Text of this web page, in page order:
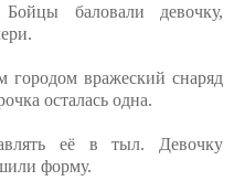
баловали девочку,
городом вражеский снаряд
осталась одна.
её в тыл. Девочку
форму.